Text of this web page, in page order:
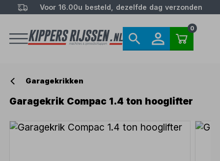
Voor 16.00u besteld, dezelfde dag verzonden
0
Garagekrikken
Garagekrik Compac 1.4 ton hooglifter